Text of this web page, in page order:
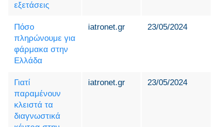
εξετάσεις
Πόσο
πληρώνουμε για
φάρμακα στην
Ελλάδα
iatronet.gr 23/05/2024
Γιατί
παραμένουν
κλειστά τα
διαγνωστικά
iatronet.gr 23/05/2024